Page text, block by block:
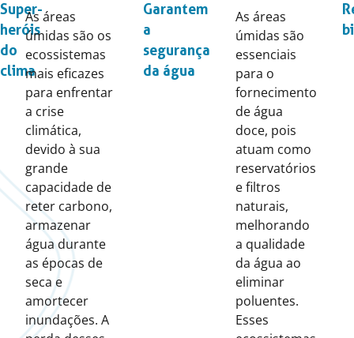
Super-
heróis
do
clima
As áreas
úmidas são os
ecossistemas
mais eficazes
para enfrentar
a crise
climática,
devido à sua
grande
capacidade de
reter carbono,
armazenar
água durante
as épocas de
seca e
amortecer
inundações. A
Garantem
a
segurança
da água
As áreas
úmidas são
essenciais
para o
fornecimento
de água
doce, pois
atuam como
reservatórios
e filtros
naturais,
melhorando
a qualidade
da água ao
eliminar
poluentes.
Esses